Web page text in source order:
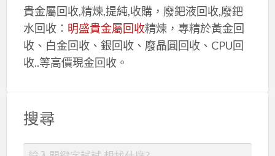
貴金屬回收,精煉,提純,收購，廢鈀液回收,廢鈀
水回收： 明盛貴金屬回收精煉，專精於黃金回
收、白金回收、銀回收、廢晶圓回收、CPU回
收..等高價現金回收。
搜尋